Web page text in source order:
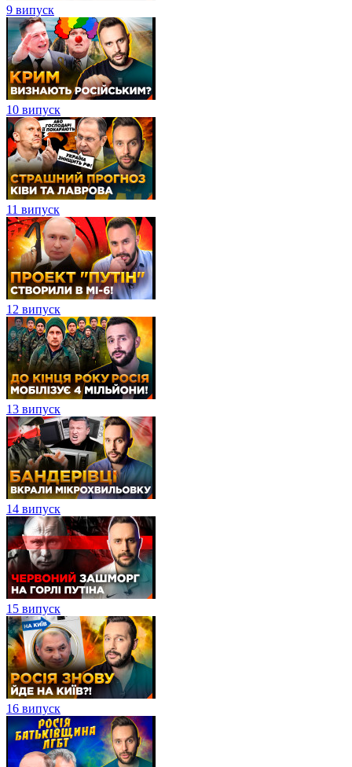
9 випуск
10 випуск
11 випуск
12 випуск
13 випуск
14 випуск
15 випуск
16 випуск